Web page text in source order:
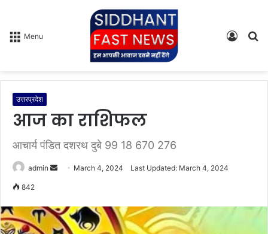
Menu
Log
उत्तरप्रदेश
आज का राशिफल
आचार्य पंडित दशरथ दुबे 99 18 670 276
admin
d
a
March 4, 2024 Last Updated: March 4, 2024
842